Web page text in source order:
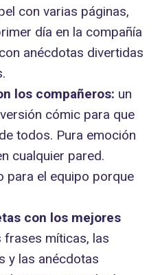
con varias páginas,
día en la compañía
anécdotas divertidas
los compañeros: un
cómic para que
todos. Pura emoción
cualquier pared.
para el equipo porque
con los mejores
frases míticas, las
y las anécdotas